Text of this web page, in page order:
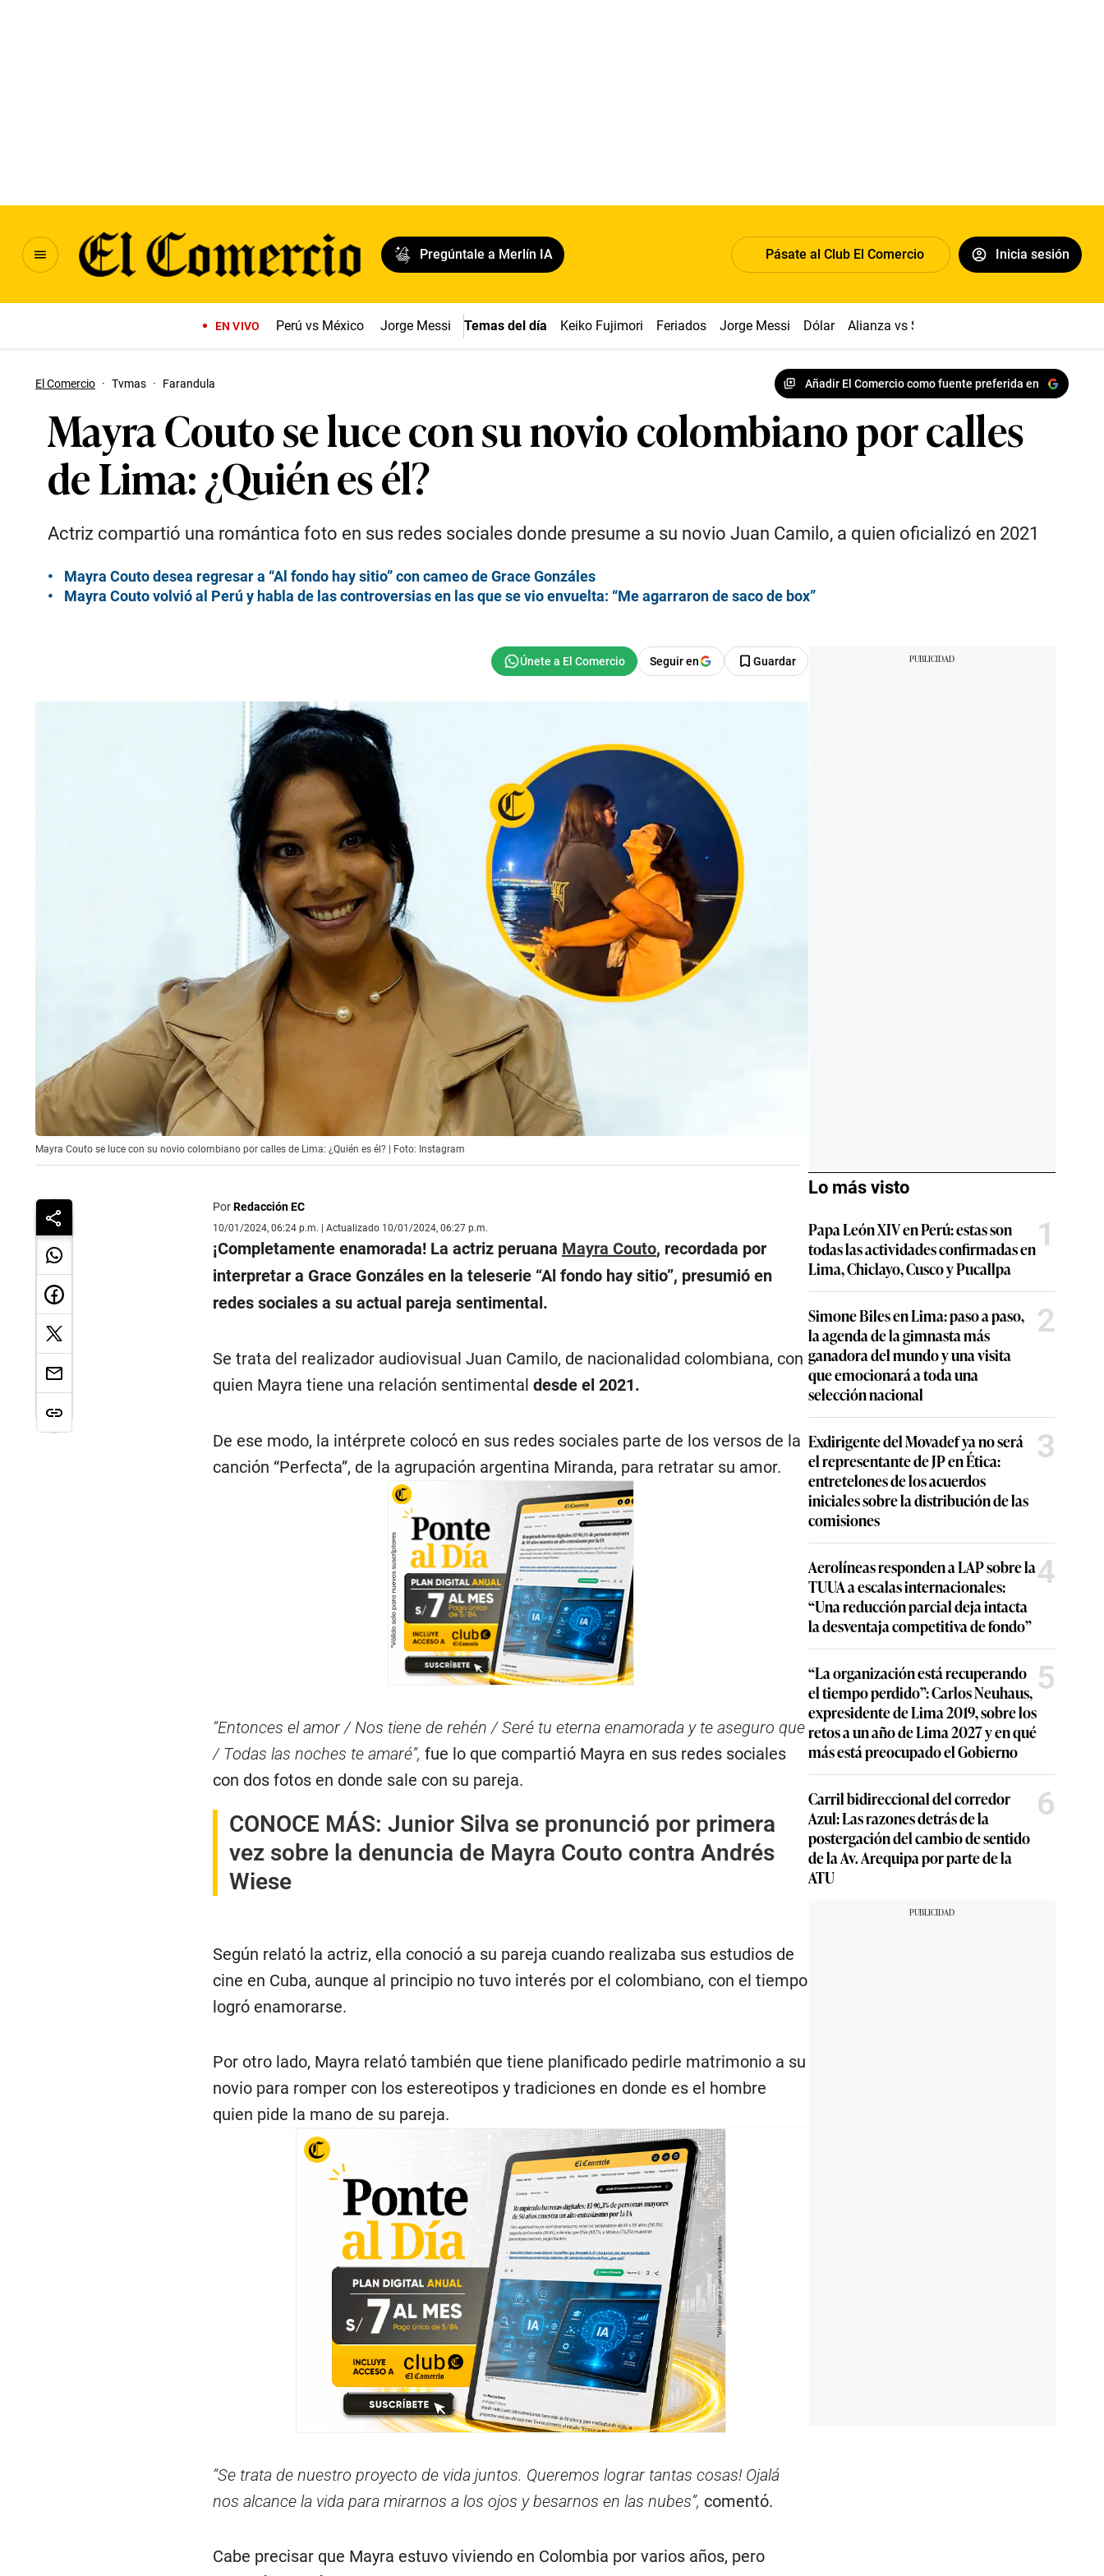
Pregúntale a Merlín IA Pásate al Club El Comercio Inicia sesión
EN VIVO Perú vs México Jorge Messi Temas del día Keiko Fujimori Feriados Jorge Messi Dólar Alianza vs Sport Boys
El Comercio · Tvmas · Farandula Añadir El Comercio como fuente preferida en
Mayra Couto se luce con su novio colombiano por calles
de Lima: ¿Quién es él?
Actriz compartió una romántica foto en sus redes sociales donde presume a su novio Juan Camilo, a quien oficializó en 2021
Mayra Couto desea regresar a “Al fondo hay sitio” con cameo de Grace Gonzáles
Mayra Couto volvió al Perú y habla de las controversias en las que se vio envuelta: “Me agarraron de saco de box”
Seguir en Guardar
Mayra Couto se luce con su novio colombiano por calles de Lima: ¿Quién es él? | Foto: Instagram
PorRedacción EC
10/01/2024, 06:24 p.m. | Actualizado 10/01/2024, 06:27 p.m.
¡Completamente enamorada! La actriz peruana Mayra Couto, recordada por
interpretar a Grace Gonzáles en la teleserie “Al fondo hay sitio”, presumió en
redes sociales a su actual pareja sentimental.
Se trata del realizador audiovisual Juan Camilo, de nacionalidad colombiana, con
quien Mayra tiene una relación sentimental desde el 2021.
De ese modo, la intérprete colocó en sus redes sociales parte de los versos de la
canción “Perfecta”, de la agrupación argentina Miranda, para retratar su amor.
“Entonces el amor / Nos tiene de rehén / Seré tu eterna enamorada y te aseguro que
/ Todas las noches te amaré”, fue lo que compartió Mayra en sus redes sociales
con dos fotos en donde sale con su pareja.
CONOCE MÁS: Junior Silva se pronunció por primera
vez sobre la denuncia de Mayra Couto contra Andrés
Wiese
Según relató la actriz, ella conoció a su pareja cuando realizaba sus estudios de
cine en Cuba, aunque al principio no tuvo interés por el colombiano, con el tiempo
logró enamorarse.
Por otro lado, Mayra relató también que tiene planificado pedirle matrimonio a su
novio para romper con los estereotipos y tradiciones en donde es el hombre
quien pide la mano de su pareja.
“Se trata de nuestro proyecto de vida juntos. Queremos lograr tantas cosas! Ojalá
nos alcance la vida para mirarnos a los ojos y besarnos en las nubes”, comentó.
Cabe precisar que Mayra estuvo viviendo en Colombia por varios años, pero
Lo más visto
Papa León XIV en Perú: estas son
todas las actividades confirmadas en
Lima, Chiclayo, Cusco y Pucallpa
1
Simone Biles en Lima: paso a paso,
la agenda de la gimnasta más
ganadora del mundo y una visita
que emocionará a toda una
selección nacional
2
Exdirigente del Movadef ya no será
el representante de JP en Ética:
entretelones de los acuerdos
iniciales sobre la distribución de las
comisiones
3
Aerolíneas responden a LAP sobre la
TUUA a escalas internacionales:
“Una reducción parcial deja intacta
la desventaja competitiva de fondo”
4
“La organización está recuperando
el tiempo perdido”: Carlos Neuhaus,
expresidente de Lima 2019, sobre los
retos a un año de Lima 2027 y en qué
más está preocupado el Gobierno
5
Carril bidireccional del corredor
Azul: Las razones detrás de la
postergación del cambio de sentido
de la Av. Arequipa por parte de la
ATU
6